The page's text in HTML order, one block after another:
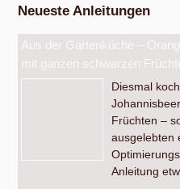
Neueste Anleitungen
Aus der Gartenküche –
mit ganzen schwarzen
Diesmal
Früchten –
ausgelebten
Anleitung